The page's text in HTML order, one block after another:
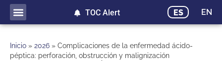
ES EN
TOC Alert
Inicio » 2026 » Complicaciones de la enfermedad ácido-
péptica: perforación, obstrucción y malignización